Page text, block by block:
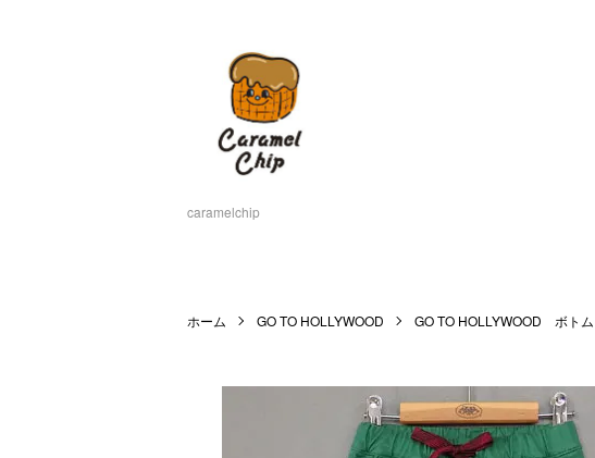
caramelchip
ホーム GO TO HOLLYWOOD GO TO HOLLYWOOD ボトム